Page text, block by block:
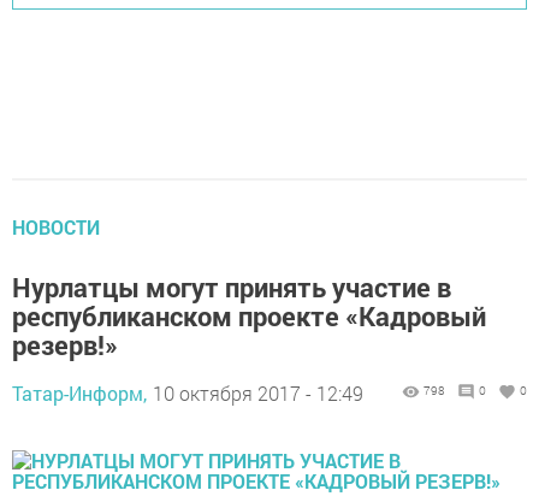
НОВОСТИ
Нурлатцы могут принять участие в
республиканском проекте «Кадровый
резерв!»
Татар-Информ, 10 октября 2017 - 12:49 798 0 0